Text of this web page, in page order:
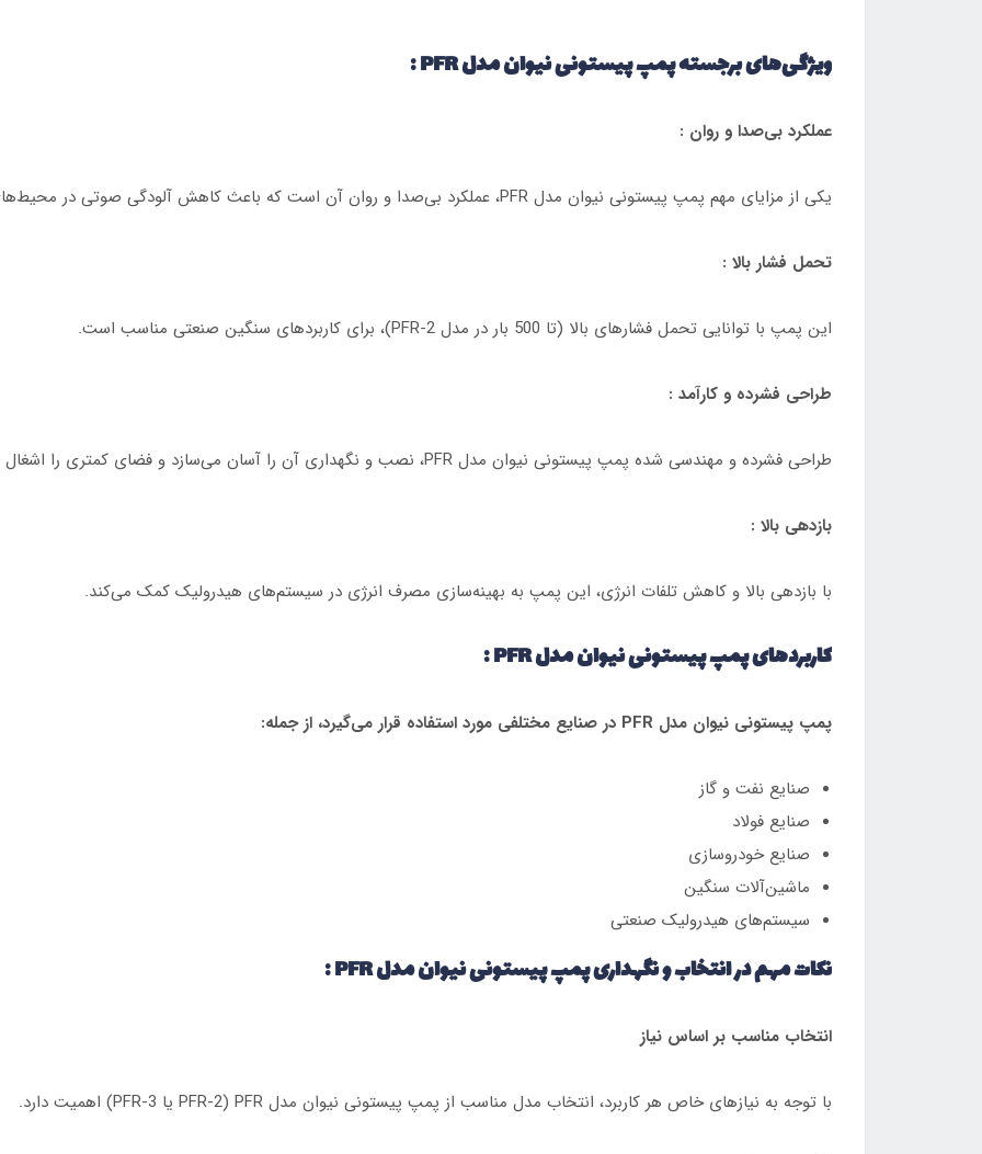
ویژگی‌های برجسته پمپ پیستونی نیوان مدل PFR :
عملکرد بی‌صدا و روان :
یکی از مزایای مهم پمپ پیستونی نیوان مدل PFR، عملکرد بی‌صدا و روان آن است که باعث کاهش آلودگی صوتی در محیط‌های صنعتی می‌شود.
تحمل فشار بالا :
این پمپ با توانایی تحمل فشارهای بالا (تا 500 بار در مدل PFR-2)، برای کاربردهای سنگین صنعتی مناسب است.
طراحی فشرده و کارآمد :
طراحی فشرده و مهندسی شده پمپ پیستونی نیوان مدل PFR، نصب و نگهداری آن را آسان می‌سازد و فضای کمتری را اشغال می‌کند.
بازدهی بالا :
با بازدهی بالا و کاهش تلفات انرژی، این پمپ به بهینه‌سازی مصرف انرژی در سیستم‌های هیدرولیک کمک می‌کند.
کاربردهای پمپ پیستونی نیوان مدل PFR :
پمپ پیستونی نیوان مدل PFR در صنایع مختلفی مورد استفاده قرار می‌گیرد، از جمله:
صنایع نفت و گاز
صنایع فولاد
صنایع خودروسازی
ماشین‌آلات سنگین
سیستم‌های هیدرولیک صنعتی
نکات مهم در انتخاب و نگهداری پمپ پیستونی نیوان مدل PFR :
انتخاب مناسب بر اساس نیاز
با توجه به نیازهای خاص هر کاربرد، انتخاب مدل مناسب از پمپ پیستونی نیوان مدل PFR (PFR-2 یا PFR-3) اهمیت دارد.